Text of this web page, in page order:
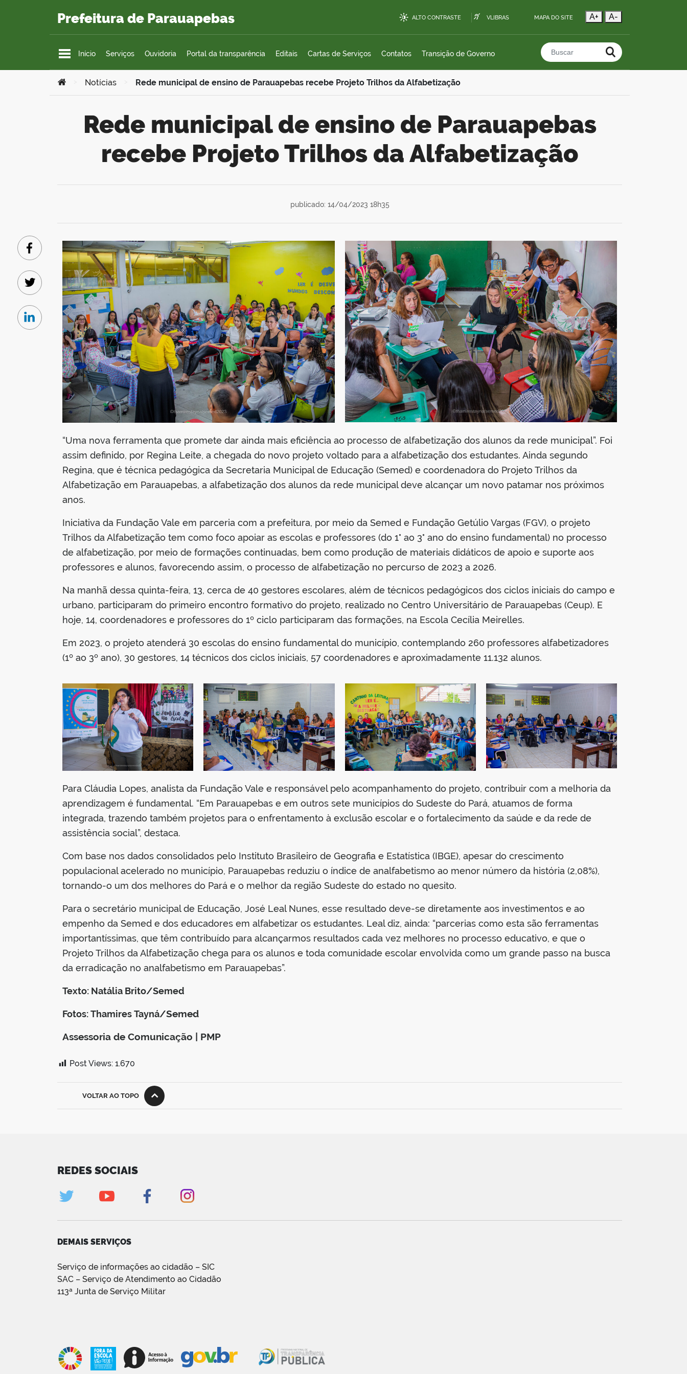
Prefeitura de Parauapebas ALTO CONTRASTE VLIBRAS MAPA DO SITE A+ A-
Início Serviços Ouvidoria Portal da transparência Editais Cartas de Serviços Contatos Transição de Governo Buscar no portal
Você está aqui:
Notícias Rede municipal de ensino de Parauapebas recebe Projeto Trilhos da Alfabetização
Rede municipal de ensino de Parauapebas
recebe Projeto Trilhos da Alfabetização
publicado: 14/04/2023 18h35
“Uma nova ferramenta que promete dar ainda mais eficiência ao processo de alfabetização dos alunos da rede municipal”. Foi
assim definido, por Regina Leite, a chegada do novo projeto voltado para a alfabetização dos estudantes. Ainda segundo
Regina, que é técnica pedagógica da Secretaria Municipal de Educação (Semed) e coordenadora do Projeto Trilhos da
Alfabetização em Parauapebas, a alfabetização dos alunos da rede municipal deve alcançar um novo patamar nos próximos
anos.
Iniciativa da Fundação Vale em parceria com a prefeitura, por meio da Semed e Fundação Getúlio Vargas (FGV), o projeto
Trilhos da Alfabetização tem como foco apoiar as escolas e professores (do 1° ao 3° ano do ensino fundamental) no processo
de alfabetização, por meio de formações continuadas, bem como produção de materiais didáticos de apoio e suporte aos
professores e alunos, favorecendo assim, o processo de alfabetização no percurso de 2023 a 2026.
Na manhã dessa quinta-feira, 13, cerca de 40 gestores escolares, além de técnicos pedagógicos dos ciclos iniciais do campo e
urbano, participaram do primeiro encontro formativo do projeto, realizado no Centro Universitário de Parauapebas (Ceup). E
hoje, 14, coordenadores e professores do 1º ciclo participaram das formações, na Escola Cecília Meirelles.
Em 2023, o projeto atenderá 30 escolas do ensino fundamental do município, contemplando 260 professores alfabetizadores
(1º ao 3º ano), 30 gestores, 14 técnicos dos ciclos iniciais, 57 coordenadores e aproximadamente 11.132 alunos.
Para Cláudia Lopes, analista da Fundação Vale e responsável pelo acompanhamento do projeto, contribuir com a melhoria da
aprendizagem é fundamental. “Em Parauapebas e em outros sete municípios do Sudeste do Pará, atuamos de forma
integrada, trazendo também projetos para o enfrentamento à exclusão escolar e o fortalecimento da saúde e da rede de
assistência social”, destaca.
Com base nos dados consolidados pelo Instituto Brasileiro de Geografia e Estatística (IBGE), apesar do crescimento
populacional acelerado no município, Parauapebas reduziu o índice de analfabetismo ao menor número da história (2,08%),
tornando-o um dos melhores do Pará e o melhor da região Sudeste do estado no quesito.
Para o secretário municipal de Educação, José Leal Nunes, esse resultado deve-se diretamente aos investimentos e ao
empenho da Semed e dos educadores em alfabetizar os estudantes. Leal diz, ainda: “parcerias como esta são ferramentas
importantíssimas, que têm contribuído para alcançarmos resultados cada vez melhores no processo educativo, e que o
Projeto Trilhos da Alfabetização chega para os alunos e toda comunidade escolar envolvida como um grande passo na busca
da erradicação no analfabetismo em Parauapebas”.
Texto: Natália Brito/Semed
Fotos: Thamires Tayná/Semed
Assessoria de Comunicação | PMP
Facebook
Twitter
Linkedin
Post Views: 1.670
VOLTAR AO TOPO
REDES SOCIAIS
DEMAIS SERVIÇOS
Serviço de informações ao cidadão – SIC
SAC – Serviço de Atendimento ao Cidadão
113ª Junta de Serviço Militar